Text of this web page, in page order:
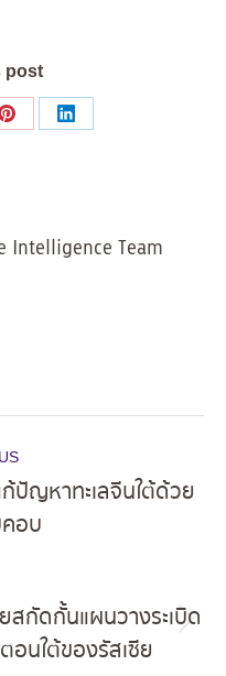
post
Share
Share
Intelligence Team
ปัญหาทะเลจีนใต้ด้วย
อบ
กัดกั้นแผนวางระเบิด
อนใต้ของรัสเซีย